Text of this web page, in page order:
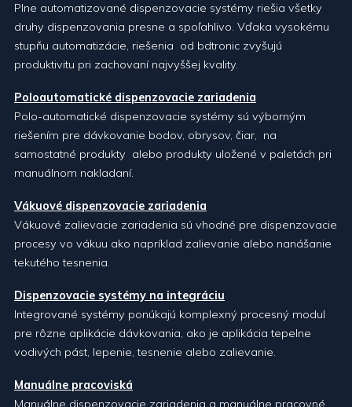
Plne automatizované dispenzovacie systémy riešia všetky
druhy dispenzovania presne a spoľahlivo. Vďaka vysokému
stupňu automatizácie, riešenia od bdtronic zvyšujú
produktivitu pri zachovaní najvyššej kvality.
Poloautomatické dispenzovacie zariadenia
Polo-automatické dispenzovacie systémy sú výborným
riešením pre dávkovanie bodov, obrysov, čiar, na
samostatné produkty alebo produkty uložené v paletách pri
manuálnom nakladaní.
Vákuové dispenzovacie zariadenia
Vákuové zalievacie zariadenia sú vhodné pre dispenzovacie
procesy vo vákuu ako napríklad zalievanie alebo nanášanie
tekutého tesnenia.
Dispenzovacie systémy na integráciu
Integrované systémy ponúkajú komplexný procesný modul
pre rôzne aplikácie dávkovania, ako je aplikácia tepelne
vodivých pást, lepenie, tesnenie alebo zalievanie.
Manuálne pracoviská
Manuálne dispenzovacie zariadenia a manuálne pracovné